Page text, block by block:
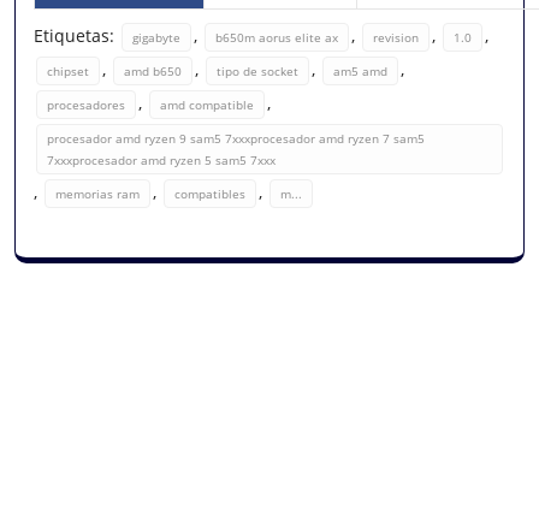
Etiquetas: gigabyte , b650m aorus elite ax , revision , 1.0 ,
chipset , amd b650 , tipo de socket , am5 amd ,
procesadores , amd compatible ,
procesador amd ryzen 9 sam5 7xxxprocesador amd ryzen 7 sam5
7xxxprocesador amd ryzen 5 sam5 7xxx
, memorias ram , compatibles , m...